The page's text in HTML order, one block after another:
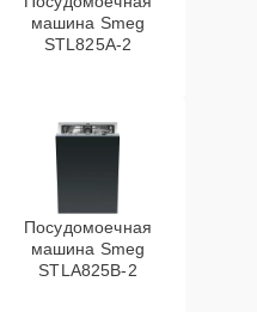
машина Smeg
STL825A-2
Посудомоечная
машина Smeg
STLA825B-2